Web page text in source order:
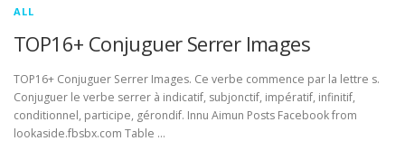
ALL
TOP16+ Conjuguer Serrer Images
TOP16+ Conjuguer Serrer Images. Ce verbe commence par la lettre s.
Conjuguer le verbe serrer à indicatif, subjonctif, impératif, infinitif,
conditionnel, participe, gérondif. Innu Aimun Posts Facebook from
lookaside.fbsbx.com Table …